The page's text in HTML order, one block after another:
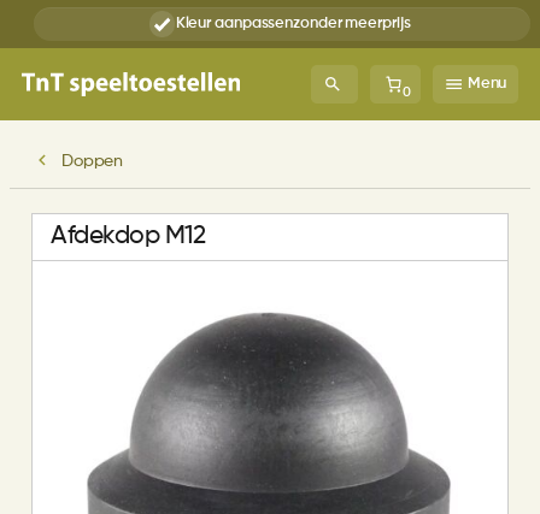
Kleur aanpassenzonder meerprijs
0
Menu
Doppen
Afdekdop M12